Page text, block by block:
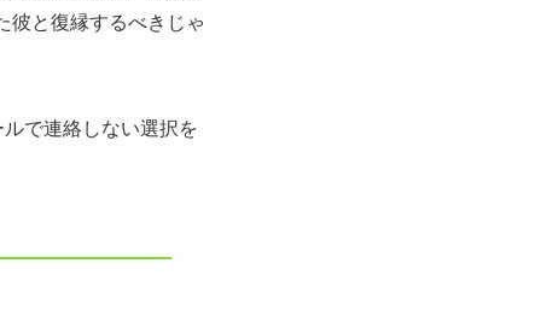
彼と復縁するべきじゃ
で連絡しない選択を